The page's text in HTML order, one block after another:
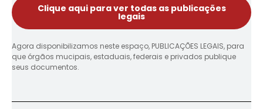
Clique aqui para ver todas as publicações
legais
Agora disponibilizamos neste espaço, PUBLICAÇÕES LEGAIS, para
que órgãos mucipais, estaduais, federais e privados publique
seus documentos.